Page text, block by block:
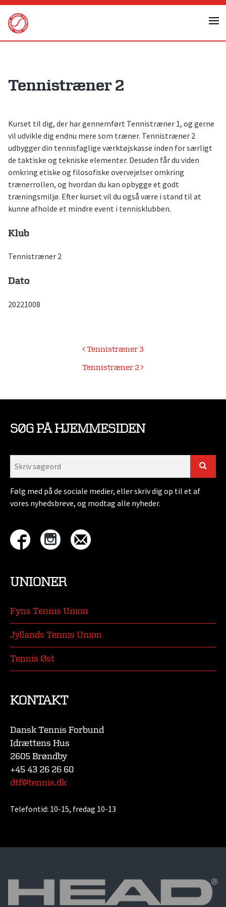
Skip
content
Tennistræner 2
Kurset til dig, der har gennemført Tennistræner 1, og gerne
vil udvikle dig endnu mere som træner. Tennistræner 2
udbygger din tennisfaglige værktøjskasse inden for særligt
de taktiske og tekniske elementer. Desuden får du viden
omkring etiske og filosofiske overvejelser omkring
trænerrollen, og hvordan du kan opbygge et godt
træningsmiljø. Efter kurset vil du også være i stand til at
kunne afholde et mindre event i tennisklubben.
Klub
Tennistræner 2
Dato
20221008
IndlægsnavigationTennistræner 3
Tennistræner 2
SØG PÅ HJEMMESIDEN
Følg med på de sociale medier, eller skriv dig op til et af
vores nyhedsbreve, og modtag alle nyheder.
UNIONER
Fyns Tennis Union
Jyllands Tennis Union
Tennis Øst
KONTAKT
Dansk Tennis Forbund
Idrættens Hus
2605 Brøndby
+45 43 26 26 60
dtf@tennis.dk
Telefontid: 10-15, fredag 10-13